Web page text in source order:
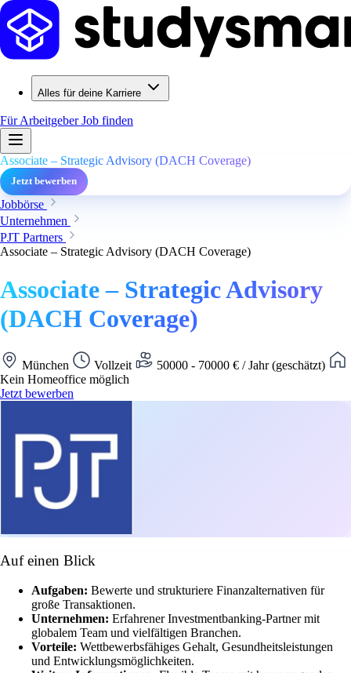
Alles für deine Karriere
Für ArbeitgeberJob finden
Associate – Strategic Advisory (DACH Coverage)
Jetzt bewerben
Jobbörse
Unternehmen
PJT Partners
Associate – Strategic Advisory (DACH Coverage)
Associate – Strategic Advisory
(DACH Coverage)
München Vollzeit
50000 - 70000 € / Jahr (geschätzt)
Kein Homeoffice möglich
Jetzt bewerben
Auf einen Blick
Aufgaben: Bewerte und strukturiere Finanzalternativen für
große Transaktionen.
Unternehmen: Erfahrener Investmentbanking-Partner mit
globalem Team und vielfältigen Branchen.
Vorteile: Wettbewerbsfähiges Gehalt, Gesundheitsleistungen
und Entwicklungsmöglichkeiten.